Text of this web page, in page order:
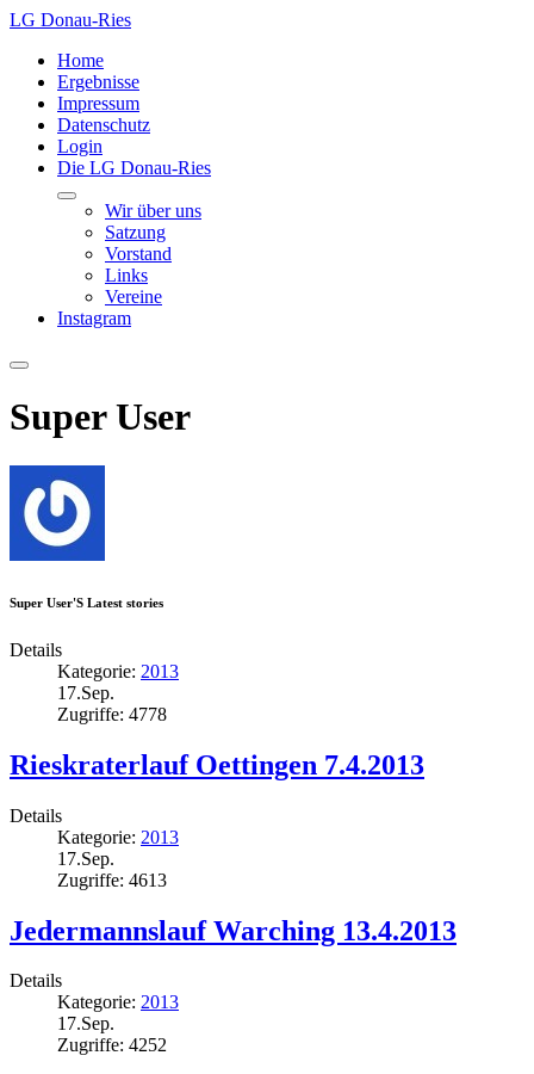
LG Donau-Ries
Home
Ergebnisse
Impressum
Datenschutz
Login
Die LG Donau-Ries
Wir über uns
Satzung
Vorstand
Links
Vereine
Instagram
Super User
Super User'S Latest stories
Details
Kategorie: 2013
17.Sep.
Zugriffe: 4778
Rieskraterlauf Oettingen 7.4.2013
Details
Kategorie: 2013
17.Sep.
Zugriffe: 4613
Jedermannslauf Warching 13.4.2013
Details
Kategorie: 2013
17.Sep.
Zugriffe: 4252